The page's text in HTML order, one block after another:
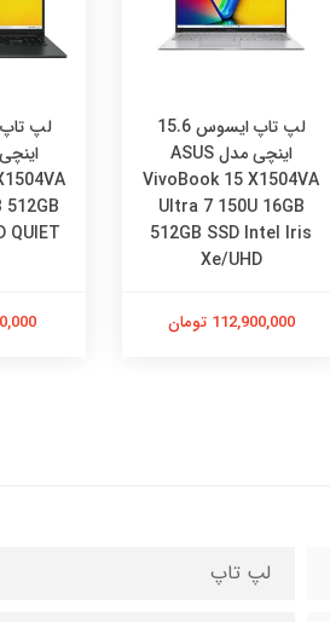
لپ تاپ ایسوس 15.6
اینچی مدل ASUS
VivoBook 15 X1504VA
Ultra 7 150U 16GB
512GB SSD Intel Iris
Xe/UHD
112,900,000 تومان
512GB
QUIET
لپ تاپ